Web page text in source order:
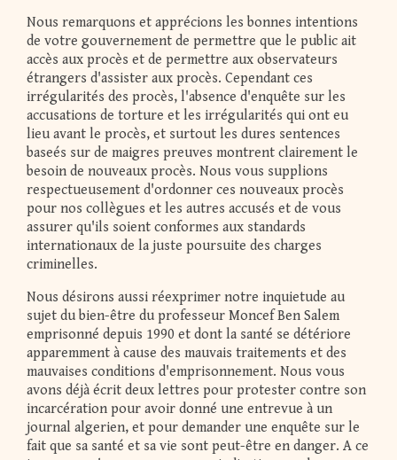
Nous remarquons et apprécions les bonnes intentions
de votre gouvernement de permettre que le public ait
accès aux procès et de permettre aux observateurs
étrangers d'assister aux procès. Cependant ces
irrégularités des procès, l'absence d'enquête sur les
accusations de torture et les irrégularités qui ont eu
lieu avant le procès, et surtout les dures sentences
baseés sur de maigres preuves montrent clairement le
besoin de nouveaux procès. Nous vous supplions
respectueusement d'ordonner ces nouveaux procès
pour nos collègues et les autres accusés et de vous
assurer qu'ils soient conformes aux standards
internationaux de la juste poursuite des charges
criminelles.
Nous désirons aussi réexprimer notre inquietude au
sujet du bien-être du professeur Moncef Ben Salem
emprisonné depuis 1990 et dont la santé se détériore
apparemment à cause des mauvais traitements et des
mauvaises conditions d'emprisonnement. Nous vous
avons déjà écrit deux lettres pour protester contre son
incarcération pour avoir donné une entrevue à un
journal algerien, et pour demander une enquête sur le
fait que sa santé et sa vie sont peut-être en danger. A ce